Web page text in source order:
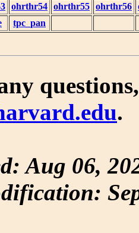
ohrthr54 ohrthr55 ohrthr56
tpc_pan
.
Aug 06,